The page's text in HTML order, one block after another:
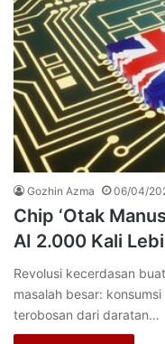
Gozhin Azma 06/04/
Chip ‘Otak
AI 2.000 Kali
Revolusi kecerdasan
masalah besar:
terobosan dari daratan…